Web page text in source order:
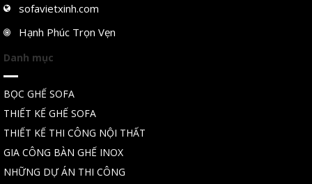
sofavietxinh.com
Hạnh Phúc Trọn Vẹn
Danh mục
BỌC GHẾ SOFA
THIẾT KẾ GHẾ SOFA
THIẾT KẾ THI CÔNG NỘI THẤT
GIA CÔNG BÀN GHẾ INOX
NHỮNG DỰ ÁN THI CÔNG